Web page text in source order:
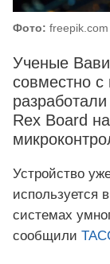
Фото: freepik.com
Ученые
совместно
Rex Board
Устройство
используется
системах
сообщили